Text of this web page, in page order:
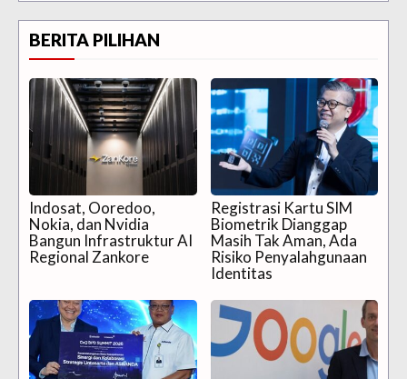
BERITA PILIHAN
Indosat, Ooredoo,
Nokia, dan Nvidia
Bangun Infrastruktur AI
Regional Zankore
Registrasi Kartu SIM
Biometrik Dianggap
Masih Tak Aman, Ada
Risiko Penyalahgunaan
Identitas